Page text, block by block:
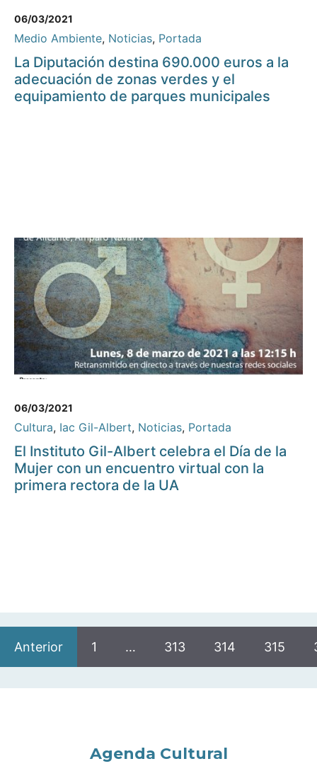
06/03/2021
Medio Ambiente, Noticias, Portada
La Diputación destina 690.000 euros a la
adecuación de zonas verdes y el
equipamiento de parques municipales
06/03/2021
Cultura, Iac Gil-Albert, Noticias, Portada
El Instituto Gil-Albert celebra el Día de la
Mujer con un encuentro virtual con la
primera rectora de la UA
Anterior 1 … 313 314 315
Agenda Cultural